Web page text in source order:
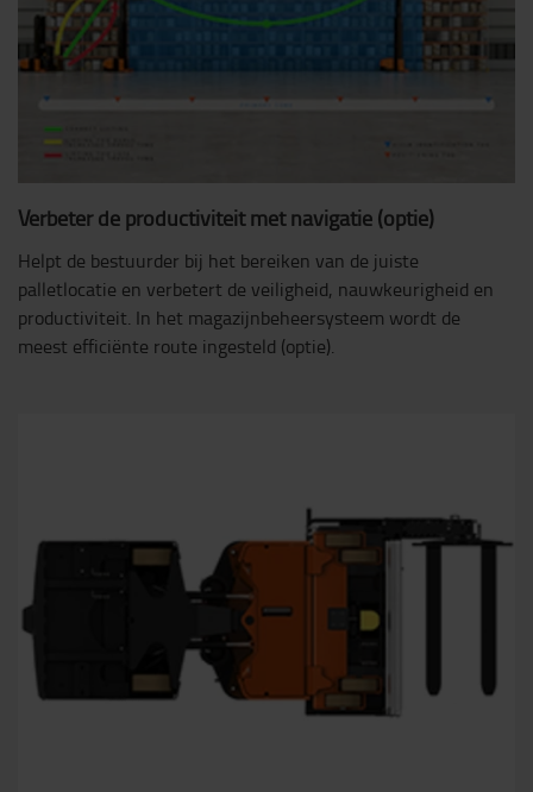
Verbeter de productiviteit met navigatie (optie)
Helpt de bestuurder bij het bereiken van de juiste
palletlocatie en verbetert de veiligheid, nauwkeurigheid en
productiviteit. In het magazijnbeheersysteem wordt de
meest efficiënte route ingesteld (optie).